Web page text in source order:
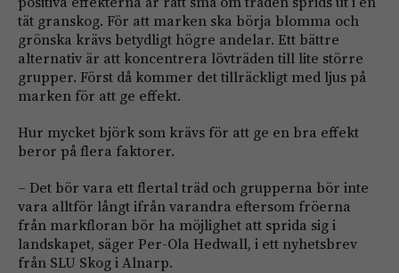
tät granskog. För att marken ska börja blomma och
grönska krävs betydligt högre andelar. Ett bättre
alternativ är att koncentrera lövträden till lite större
grupper. Först då kommer det tillräckligt med ljus på
marken för att ge effekt.
Hur mycket björk som krävs för att ge en bra effekt
beror på flera faktorer.
– Det bör vara ett flertal träd och grupperna bör inte
vara alltför långt ifrån varandra eftersom fröerna
från markfloran bör ha möjlighet att sprida sig i
landskapet, säger Per-Ola Hedwall, i ett nyhetsbrev
från SLU Skog i Alnarp.